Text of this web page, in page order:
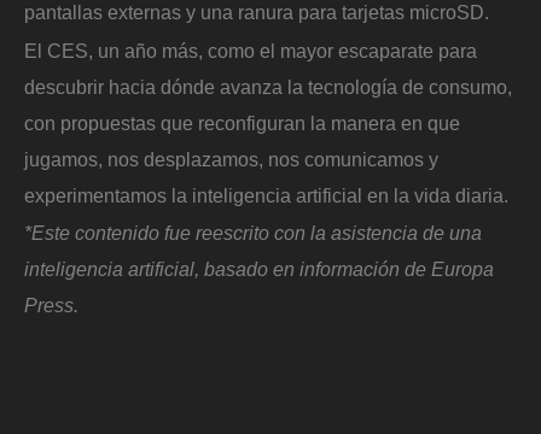
pantallas externas y una ranura para tarjetas microSD.
El CES, un año más, como el mayor escaparate para
descubrir hacia dónde avanza la tecnología de consumo,
con propuestas que reconfiguran la manera en que
jugamos, nos desplazamos, nos comunicamos y
experimentamos la inteligencia artificial en la vida diaria.
*Este contenido fue reescrito con la asistencia de una
inteligencia artificial, basado en información de Europa
Press.